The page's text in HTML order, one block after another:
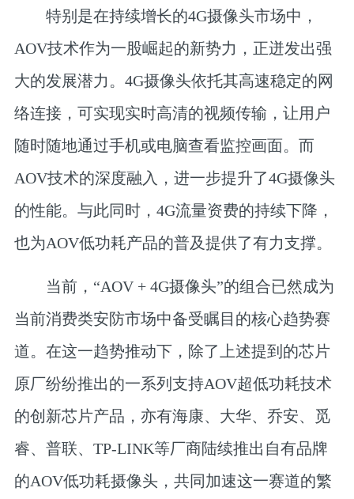
特别是在持续增长的4G摄像头市场中，
AOV技术作为一股崛起的新势力，正迸发出强
大的发展潜力。4G摄像头依托其高速稳定的网
络连接，可实现实时高清的视频传输，让用户
随时随地通过手机或电脑查看监控画面。而
AOV技术的深度融入，进一步提升了4G摄像头
的性能。与此同时，4G流量资费的持续下降，
也为AOV低功耗产品的普及提供了有力支撑。
当前，“AOV + 4G摄像头”的组合已然成为
当前消费类安防市场中备受瞩目的核心趋势赛
道。在这一趋势推动下，除了上述提到的芯片
原厂纷纷推出的一系列支持AOV超低功耗技术
的创新芯片产品，亦有海康、大华、乔安、觅
睿、普联、TP-LINK等厂商陆续推出自有品牌
的AOV低功耗摄像头，共同加速这一赛道的繁